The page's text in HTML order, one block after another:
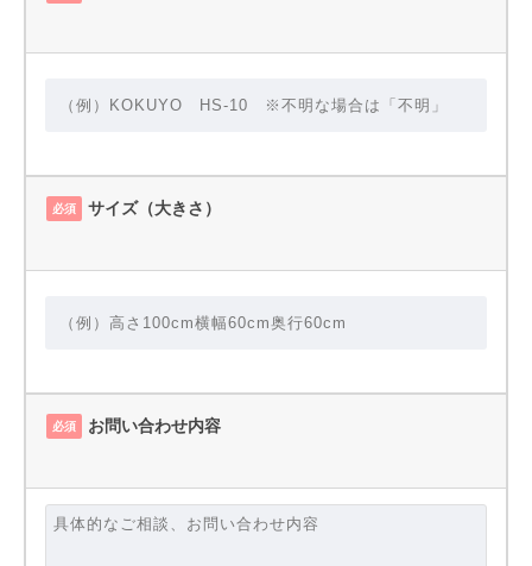
必須 サイズ（大きさ）
必須 お問い合わせ内容